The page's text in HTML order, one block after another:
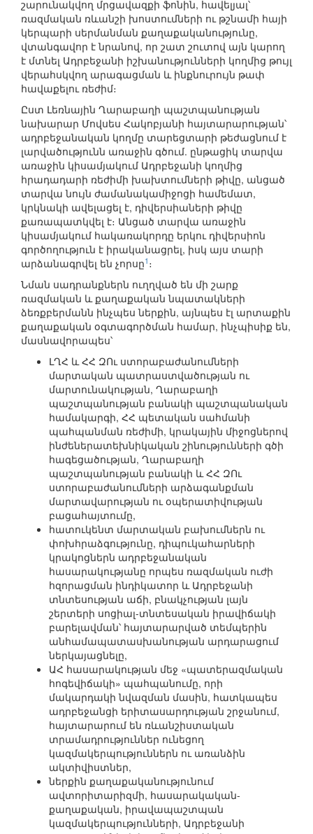
շարունակվող մրցավազքի ֆոնին, հավելյալ՝
ռազմական ռևանշի խոստումների ու թշնամի հայի
կերպարի սերմանման քաղաքականությունը,
վտանգավոր է նրանով, որ շատ շուտով այն կարող
է մտնել Ադրբեջանի իշխանությունների կողմից թույլ
վերահսկվող արագացման և ինքնուրույն թափ
հավաքելու ռեժիմ։
Ըստ Լեռնային Ղարաբաղի պաշտպանության
նախարար Մովսես Հակոբյանի հայտարարության՝
ադրբեջանական կողմը տարեցտարի թեժացնում է
լարվածությունն առաջին գծում. ընթացիկ տարվա
առաջին կիսամյակում Ադրբեջանի կողմից
հրադադարի ռեժիմի խախտումների թիվը, անցած
տարվա նույն ժամանակամիջոցի համեմատ,
կրկնակի ավելացել է, դիվերսիաների թիվը
քառապատկվել է։ Անցած տարվա առաջին
կիսամյակում հակառակորդը երկու դիվերսիոն
գործողություն է իրականացրել, իսկ այս տարի
արձանագրվել են չորսը1 ։
Նման սադրանքներն ուղղված են մի շարք
ռազմական և քաղաքական նպատակների
ձեռքբերմանն ինչպես ներքին, այնպես էլ արտաքին
քաղաքական օգտագործման համար, ինչպիսիք են,
մասնավորապես՝
ԼՂՀ և ՀՀ ԶՈւ ստորաբաժանումների
մարտական պատրաստվածության ու
մարտունակության, Ղարաբաղի
պաշտպանության բանակի պաշտպանական
համակարգի, ՀՀ պետական սահմանի
պահպանման ռեժիմի, կրակային միջոցներով
ինժեներատեխնիկական շինությունների գծի
հագեցածության, Ղարաբաղի
պաշտպանության բանակի և ՀՀ ԶՈւ
ստորաբաժանումների արձագանքման
մարտավարության ու օպերատիվության
բացահայտումը,
հատուկենտ մարտական բախումներն ու
փոխհրաձգությունը, դիպուկահարների
կրակոցներն ադրբեջանական
հասարակությանը որպես ռազմական ուժի
հզորացման ինդիկատոր և Ադրբեջանի
տնտեսության աճի, բնակչության լայն
շերտերի սոցիալ-տնտեսական իրավիճակի
բարելավման՝ հայտարարված տեմպերին
անհամապատասխանության արդարացում
ներկայացնելը,
ԱՀ հասարակության մեջ «պատերազմական
հոգեվիճակի» պահպանումը, որի
մակարդակի նվազման մասին, հատկապես
ադրբեջանցի երիտասարդության շրջանում,
հայտարարում են ռևանշիստական
տրամադրություններ ունեցող
կազմակերպություններն ու առանձին
ակտիվիստներ,
ներքին քաղաքականությունում
ավտորիտարիզմի, հասարակական-
քաղաքական, իրավապաշտպան
կազմակերպությունների, Ադրբեջանի